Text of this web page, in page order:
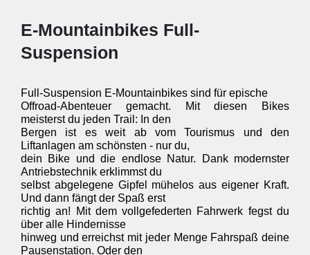
E-Mountainbikes Full-
Suspension
Full-Suspension E-Mountainbikes sind für epische
Offroad-Abenteuer gemacht. Mit diesen Bikes
meisterst du jeden Trail: In den
Bergen ist es weit ab vom Tourismus und den
Liftanlagen am schönsten - nur du,
dein Bike und die endlose Natur. Dank modernster
Antriebstechnik erklimmst du
selbst abgelegene Gipfel mühelos aus eigener Kraft.
Und dann fängt der Spaß erst
richtig an! Mit dem vollgefederten Fahrwerk fegst du
über alle Hindernisse
hinweg und erreichst mit jeder Menge Fahrspaß deine
Pausenstation. Oder den